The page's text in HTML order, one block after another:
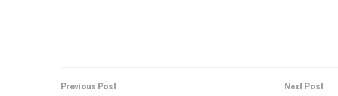
Previous Post Next Post